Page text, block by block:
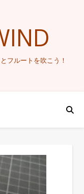
フルートを吹こう！